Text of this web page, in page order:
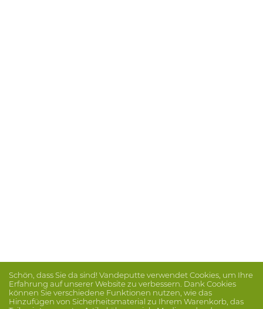
Schön, dass Sie da sind! Vandeputte verwendet Cookies, um Ihre
Erfahrung auf unserer Website zu verbessern. Dank Cookies
können Sie verschiedene Funktionen nutzen, wie das
Hinzufügen von Sicherheitsmaterial zu Ihrem Warenkorb, das